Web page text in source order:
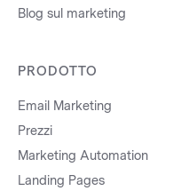
Blog sul marketing
PRODOTTO
Email Marketing
Prezzi
Marketing Automation
Landing Pages